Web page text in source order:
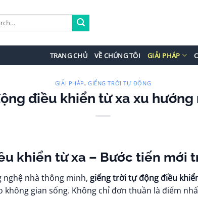
TRANG CHỦ VỀ CHÚNG TÔI GIẢI PHÁP
GIẢI PHÁP,GIẾNG TRỜI TỰ ĐỘNG
điều khiển từ xa xu
khiển từ xa – Bước tiến mới
nghệ nhà thông minh, giếng trời tự động điều
không gian sống. Không chỉ đơn thuần là điểm